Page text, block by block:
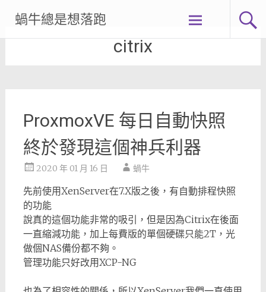
content
蝸牛總是想落跑
citrix
ProxmoxVE 每日自動快照
終於發現這個神兵利器
2020 年 01 月 16 日 蝸牛
先前使用XenServer在7.X版之後，有自動排程快照
的功能
說真的這個功能非常的吸引，但是因為Citrix在後面
一直縮減功能，加上每費版的單個硬碟只能2T，光
做個NAS備份都不夠。
管理功能只好改用XCP-NG